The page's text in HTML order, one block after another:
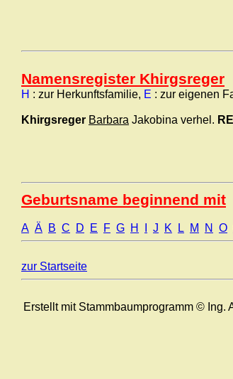
Namensregister Khirgsreger
H : zur Herkunftsfamilie, E : zur eigenen
Khirgsreger Barbara Jakobina verhel.
Geburtsname beginnend mit
A Ä B C D E F G H J K L M N O
zur Startseite
Erstellt mit Stammbaumprogramm © Ing.